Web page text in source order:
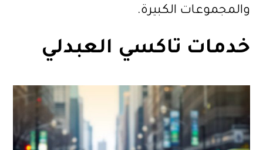
والمجموعات الكبيرة.
خدمات تاكسي العبدلي